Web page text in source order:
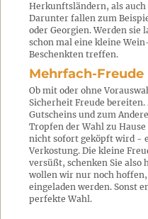
Herkunftsländern, als auch
Darunter fallen zum
oder Georgien. Werden sie
schon mal eine kleine
Beschenkten treffen.
Mehrfach-Freude
Ob mit oder ohne
Sicherheit Freude bereiten.
Gutscheins und zum
Tropfen der Wahl zu
nicht sofort geköpft wird -
Verkostung. Die kleine
versüßt, schenken Sie also
wollen wir nur noch hoffen,
eingeladen werden. Sonst
perfekte Wahl.